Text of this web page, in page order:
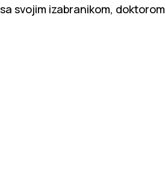
sa svojim izabranikom, doktorom